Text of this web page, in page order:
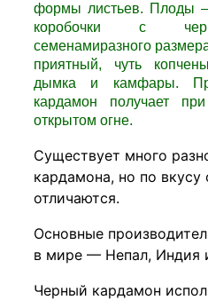
формы листьев. Плоды
коробочки с
семенамиразного
приятный, чуть
дымка и камфары.
кардамон получает
открытом огне.
Существует много
кардамона, но по вкусу
отличаются.
Основные
в мире — Непал, Индия
Черный кардамон